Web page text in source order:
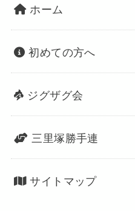
ホーム
初めての方へ
ジグザグ会
三里塚勝手連
サイトマップ